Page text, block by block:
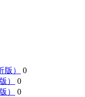
）
0
）
0
）
0